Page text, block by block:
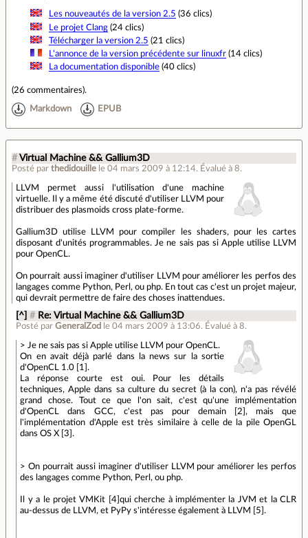
Les nouveautés de la version 2.5 (36 clics)
Le projet Clang(24 clics)
Télécharger la version 2.5 (21 clics)
L'annonce de la version précédente sur linuxfr(14 clics)
La documentation disponible(40 clics)
(26 commentaires).
Markdown EPUB
# Virtual Machine && Gallium3D
Posté par thedidouille le 04 mars 2009 à 12:14. Évalué à 8.
LLVM permet aussi l'utilisation d'une machine
virtuelle. Il y a même été discuté d'utiliser LLVM pour
distribuer des plasmoids cross plate-forme.
Gallium3D utilise LLVM pour compiler les shaders, pour les cartes
disposant d'unités programmables. Je ne sais pas si Apple utilise LLVM
pour OpenCL.
On pourrait aussi imaginer d'utiliser LLVM pour améliorer les perfos des
langages comme Python, Perl, ou php. En tout cas c'est un projet majeur,
qui devrait permettre de faire des choses inattendues.
[^] # Re: Virtual Machine && Gallium3D
Posté parGeneralZod le 04 mars 2009 à 13:06. Évalué à8.
> Je ne sais pas si Apple utilise LLVM pour OpenCL.
On en avait déjà parlé dans la news sur la sortie
d'OpenCL 1.0 [1].
La réponse courte est oui. Pour les détails
techniques, Apple dans sa culture du secret (à la con), n'a pas révélé
grand chose. Tout ce que l'on sait, c'est qu'une implémentation
d'OpenCL dans GCC, c'est pas pour demain [2], mais que
l'implémentation d'Apple est très similaire à celle de la pile OpenGL
dans OS X [3].
> On pourrait aussi imaginer d'utiliser LLVM pour améliorer les perfos
des langages comme Python, Perl, ou php.
Il y a le projet VMKit [4]qui cherche à implémenter la JVM et la CLR
au-dessus de LLVM, et PyPy s'intéresse également à LLVM [5].